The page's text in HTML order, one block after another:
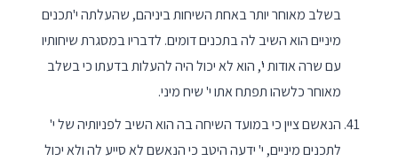
בשלב מאוחר יותר באחת השיחות ביניהם, שהעלתה י'תכנים
מיניים הוא השיב לה בתכנים דומים. לדבריו במסגרת שיחותיו
עם שרה אודות י', הוא לא יכול היה להעלות בדעתו כי בשלב
מאוחר כלשהו תפתח אתו י' שיח מיני.
הנאשם ציין כי במועד השיחה בה הוא השיב לפניותיה של י'
לתכנים מיניים, י' ידעה היטב כי הנאשם לא סייע לה ולא יכול